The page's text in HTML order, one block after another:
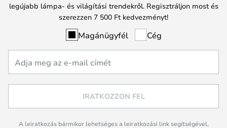
legújabb lámpa- és világítási trendekről. Regisztráljon most és
szerezzen 7 500 Ft kedvezményt!
Magánügyfél Cég
IRATKOZZON FEL
A leiratkozás bármikor lehetséges a leiratkozási link segítségével,